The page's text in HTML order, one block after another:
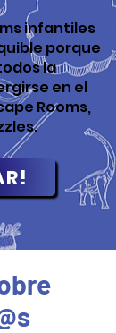
infantiles
porque
la
en el
Rooms,